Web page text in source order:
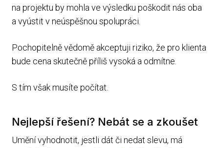
na projektu by mohla ve výsledku poškodit nás oba
a vyústit v neúspěšnou spolupráci.
Pochopitelně vědomě akceptuji riziko, že pro klienta
bude cena skutečně příliš vysoká a odmítne.
S tím však musíte počítat.
Nejlepší řešení? Nebát se a zkoušet
Umění vyhodnotit, jestli dát či nedat slevu, má